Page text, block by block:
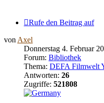
Rufe den Beitrag auf
von Axel
Donnerstag 4. Februar
Forum: Bibliothek
Thema: DEFA Filmwelt
Antworten: 26
Zugriffe: 521808